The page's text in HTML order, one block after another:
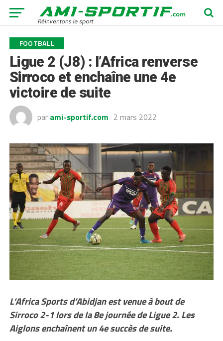
FOOTBALL
Ligue 2 (J8) : l’Africa renverse
Sirroco et enchaîne une 4e
victoire de suite
par ami-sportif.com 2 mars 2022
L’Africa Sports d’Abidjan est venue à bout de
Sirroco 2-1 lors de la 8e journée de Ligue 2. Les
Aiglons enchaînent un 4e succès de suite.